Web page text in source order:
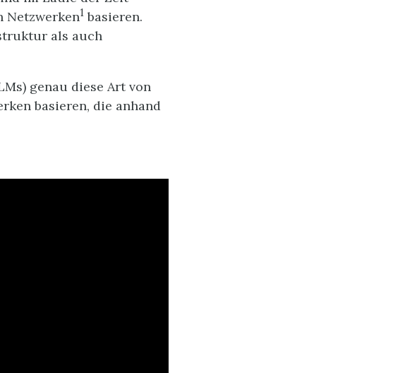
Netzwerken1 basieren.
als auch
genau diese Art von
basieren, die anhand